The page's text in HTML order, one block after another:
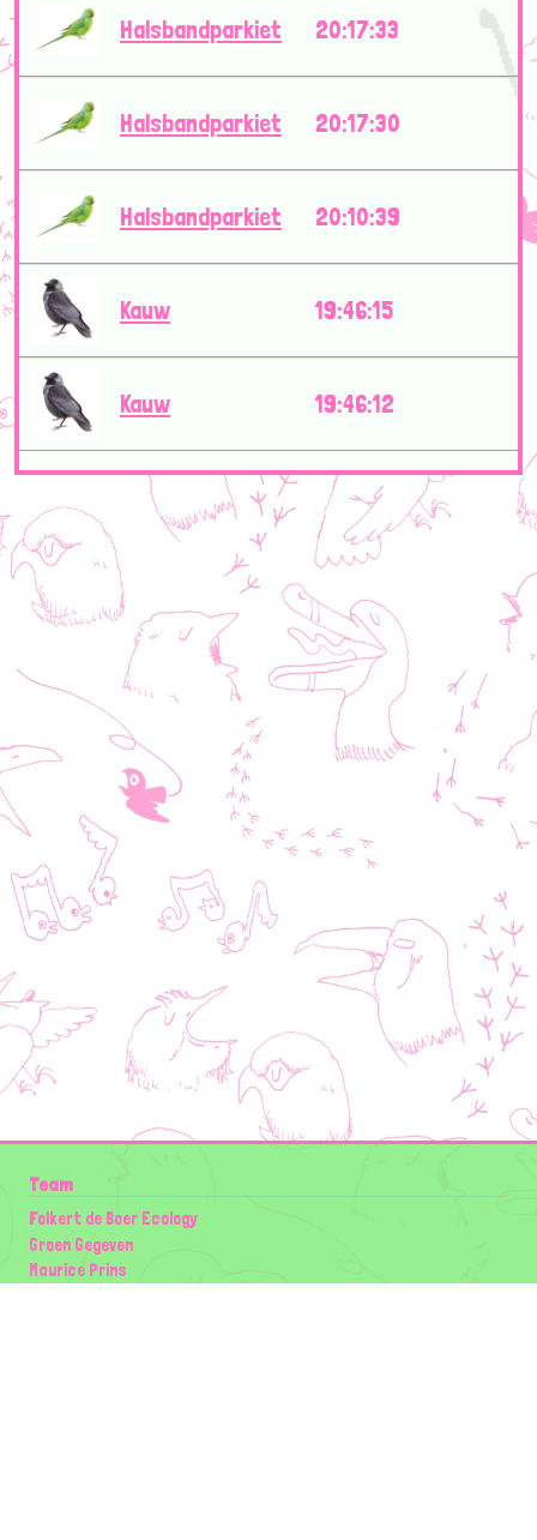
Halsbandparkiet 20:17:33
Halsbandparkiet 20:17:30
Halsbandparkiet 20:10:39
Kauw 19:46:15
Kauw 19:46:12
Team
Folkert de Boer Ecology
Groen Gegeven
Maurice Prins